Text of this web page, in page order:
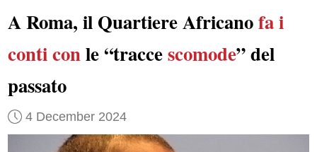
A Roma, il Quartiere Africanofa i
conti conle “traccescomode” del
passato
4 December 2024